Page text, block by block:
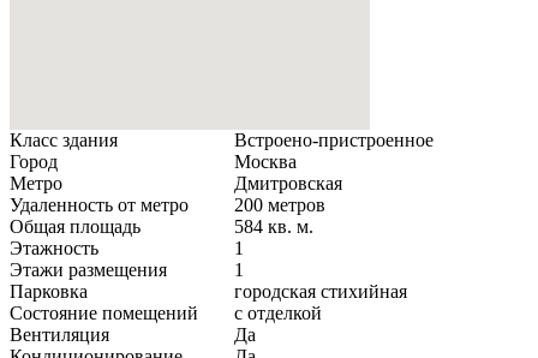
Класс здания
Встроено-пристроенное
Город
Москва
Метро
Дмитровская
Удаленность от метро
200 метров
Общая площадь
584 кв. м.
Этажность
1
Этажи размещения
1
Парковка
городская стихийная
Состояние помещений
с отделкой
Вентиляция
Да